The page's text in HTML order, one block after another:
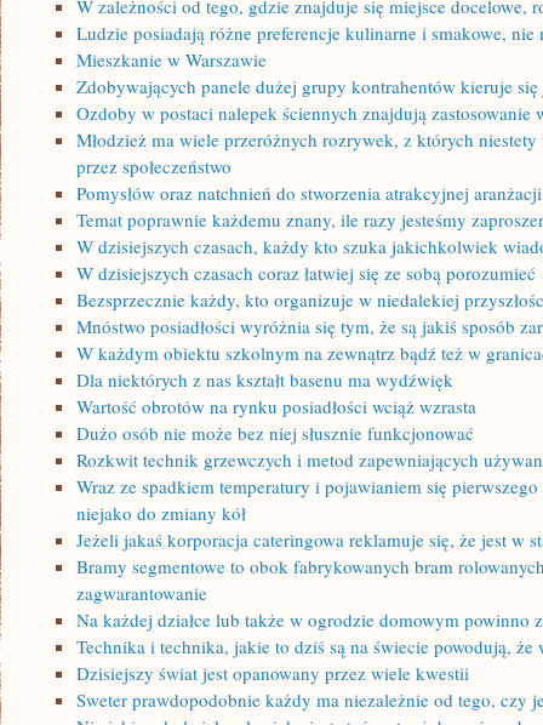
W zależności od tego, gdzie znajduje się miejsce docelowe,
Ludzie posiadają różne preferencje kulinarne i smakowe,
Mieszkanie w Warszawie
Zdobywających panele dużej grupy kontrahentów kieruje
Ozdoby w postaci nalepek ściennych znajdują zastosowanie
Młodzież ma wiele przeróżnych rozrywek, z których
przez społeczeństwo
Pomysłów oraz natchnień do stworzenia atrakcyjnej
Temat poprawnie każdemu znany, ile razy jesteśmy
W dzisiejszych czasach, każdy kto szuka jakichkolwiek
W dzisiejszych czasach coraz łatwiej się ze sobą porozumieć
Bezsprzecznie każdy, kto organizuje w niedalekiej
Mnóstwo posiadłości wyróżnia się tym, że są jakiś sposób
W każdym obiektu szkolnym na zewnątrz bądź też w
Dla niektórych z nas kształt basenu ma wydźwięk
Wartość obrotów na rynku posiadłości wciąż wzrasta
Dużo osób nie może bez niej słusznie funkcjonować
Rozkwit technik grzewczych i metod zapewniających
Wraz ze spadkiem temperatury i pojawianiem się
niejako do zmiany kół
Jeżeli jakaś korporacja cateringowa reklamuje się, że jest w
Bramy segmentowe to obok fabrykowanych bram
zagwarantowanie
Na każdej działce lub także w ogrodzie domowym powinno
Technika i technika, jakie to dziś są na świecie powodują,
Dzisiejszy świat jest opanowany przez wiele kwestii
Sweter prawdopodobnie każdy ma niezależnie od tego, czy